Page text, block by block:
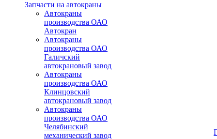
Запчасти на автокраны
Автокраны
производства ОАО
Автокран
Автокраны
производства ОАО
Галичский
автокрановый завод
Автокраны
производства ОАО
Клинцовский
автокрановый завод
Автокраны
производства ОАО
Челябинский
механический завод